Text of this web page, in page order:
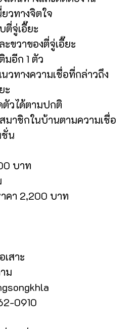
วทางจิตใจ
ตี่จู่เอี๊ยะ
ะขวาของตี่จู่เอี๊ยะ
มอีก 1 ตัว
วทางความเชื่อที่กล่าวถึง
ะ
วได้ตามปกติ
าชิกในบ้านตามความเชื่อ
ชั่น
บาท
คา 2,200 บาท
สาะ
ม
0910